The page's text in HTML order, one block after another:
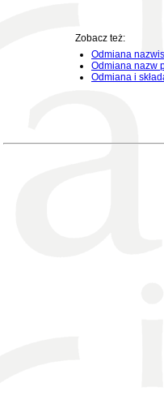
Zobacz też:
Odmiana
Odmiana nazw
Odmiana i